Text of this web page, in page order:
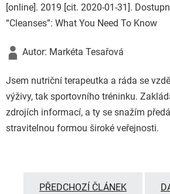
[online]. 2019 [cit. 2020-01-31].
“Cleanses”: What You Need To Know
Autor: Markéta Tesařová
Jsem nutriční terapeutka a ráda se
výživy, tak sportovního tréninku.
zdrojích informací, a ty se snažím
stravitelnou formou široké veřejnosti.
PŘEDCHOZÍ ČLÁNEK